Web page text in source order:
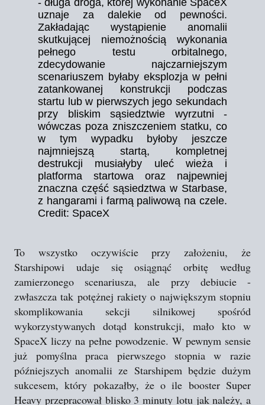
- długa droga, której wykonanie SpaceX
uznaje za dalekie od pewności.
Zakładając wystąpienie anomalii
skutkującej niemożnością wykonania
pełnego testu orbitalnego,
zdecydowanie najczarniejszym
scenariuszem byłaby eksplozja w pełni
zatankowanej konstrukcji podczas
startu lub w pierwszych jego sekundach
przy bliskim sąsiedztwie wyrzutni -
wówczas poza zniszczeniem statku, co
w tym wypadku byłoby jeszcze
najmniejszą startą, kompletnej
destrukcji musiałyby uleć wieża i
platforma startowa oraz najpewniej
znaczna część sąsiedztwa w Starbase,
z hangarami i farmą paliwową na czele.
Credit: SpaceX
To wszystko oczywiście przy założeniu, że
Starshipowi udaje się osiągnąć orbitę według
zamierzonego scenariusza, ale przy debiucie -
zwłaszcza tak potężnej rakiety o największym stopniu
skomplikowania sekcji silnikowej spośród
wykorzystywanych dotąd konstrukcji, mało kto w
SpaceX liczy na pełne powodzenie. W pewnym sensie
już pomyślna praca pierwszego stopnia w razie
późniejszych anomalii ze Starshipem będzie dużym
sukcesem, który pokazałby, że o ile booster Super
Heavy przepracował blisko 3 minuty lotu jak należy, a